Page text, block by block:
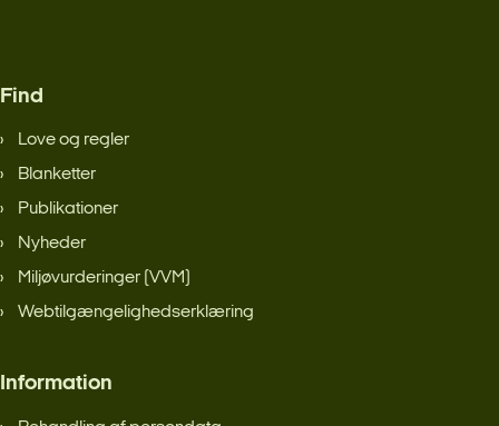
Find
Love og regler
Blanketter
Publikationer
Nyheder
Miljøvurderinger (VVM)
Webtilgængelighedserklæring
Information